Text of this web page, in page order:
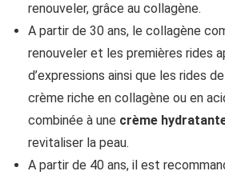
renouveler, grâce au collagène.
A partir de 30 ans, le collagène
renouveler et les premières rides
d’expressions ainsi que les rides
crème riche en collagène ou en
combinée à une crème
revitaliser la peau.
A partir de 40 ans, il est